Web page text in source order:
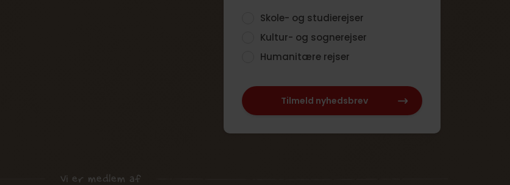
Skole- og studierejser
Kultur- og sognerejser
Humanitære rejser
Tilmeld nyhedsbrev
Vi er medlem af